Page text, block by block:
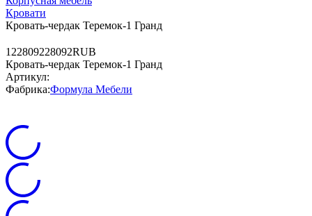
Кровати
Кровать-чердак Теремок-1 Гранд
122809228092RUB
Кровать-чердак Теремок-1 Гранд
Артикул:
Фабрика:Формула Мебели